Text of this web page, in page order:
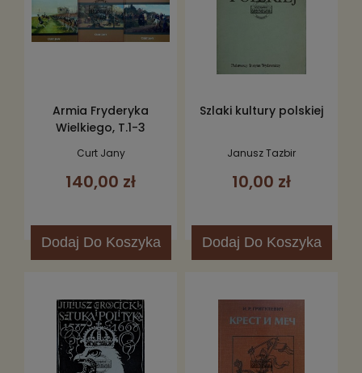
Armia Fryderyka
Wielkiego, T.1-3
Curt Jany
140,00 zł
Dodaj Do Koszyka
Szlaki kultury polskiej
Janusz Tazbir
10,00 zł
Dodaj Do Koszyka